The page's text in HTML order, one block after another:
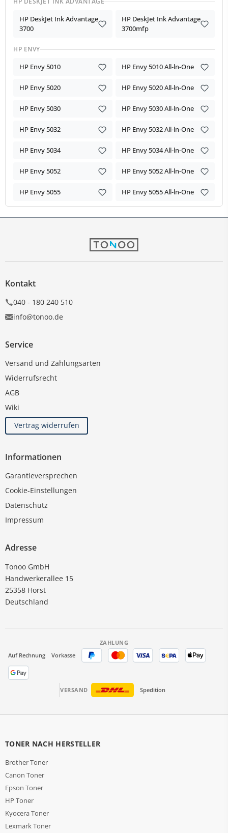
HP DeskJet Ink Advantage
3700
HP DeskJet Ink Advantage
3700mfp
HP ENVY
HP Envy 5010 HP Envy 5010 All-ln-One
HP Envy 5020 HP Envy 5020 All-ln-One
HP Envy 5030 HP Envy 5030 All-ln-One
HP Envy 5032 HP Envy 5032 All-ln-One
HP Envy 5034 HP Envy 5034 All-ln-One
HP Envy 5052 HP Envy 5052 All-ln-One
HP Envy 5055 HP Envy 5055 All-ln-One
Kontakt
040 - 180 240 510
info@tonoo.de
Service
Versand und Zahlungsarten
Widerrufsrecht
AGB
Wiki
Vertrag widerrufen
Informationen
Garantieversprechen
Cookie-Einstellungen
Datenschutz
Impressum
Adresse
Tonoo GmbH
Handwerkerallee 15
25358 Horst
Deutschland
ZAHLUNG
Auf Rechnung
Vorkasse
VERSAND Spedition
TONER NACH HERSTELLER
Brother Toner
Canon Toner
Epson Toner
HP Toner
Kyocera Toner
Lexmark Toner